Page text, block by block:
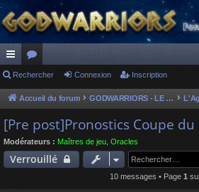
ac
co
ur
ci
or
u
s
Rechercher Connexion Inscription
Accueil du forum GODWARRIORS - LE JEU
[Pre post]Pronostics Coupe du
Modérateurs : Maîtres de jeu Oracles
Verrouillé
10 messages • Page 1